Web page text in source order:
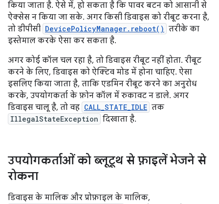
किया जाता है. ऐसे में, हो सकता है कि पावर बटन को आसानी से
ऐक्सेस न किया जा सके. अगर किसी डिवाइस को रीबूट करना है,
तो डीपीसी DevicePolicyManager.reboot() तरीके का
इस्तेमाल करके ऐसा कर सकता है.
अगर कोई कॉल चल रहा है, तो डिवाइस रीबूट नहीं होता. रीबूट
करने के लिए, डिवाइस को ऐक्टिव मोड में होना चाहिए. ऐसा
इसलिए किया जाता है, ताकि एडमिन रीबूट करने का अनुरोध
करके, उपयोगकर्ता के फ़ोन कॉल में रुकावट न डाले. अगर
डिवाइस चालू है, तो वह CALL_STATE_IDLE तक
IllegalStateException दिखाता है.
उपयोगकर्ताओं को ब्लूटूथ से फ़ाइलें भेजने से
रोकना
डिवाइस के मालिक और प्रोफ़ाइल के मालिक,